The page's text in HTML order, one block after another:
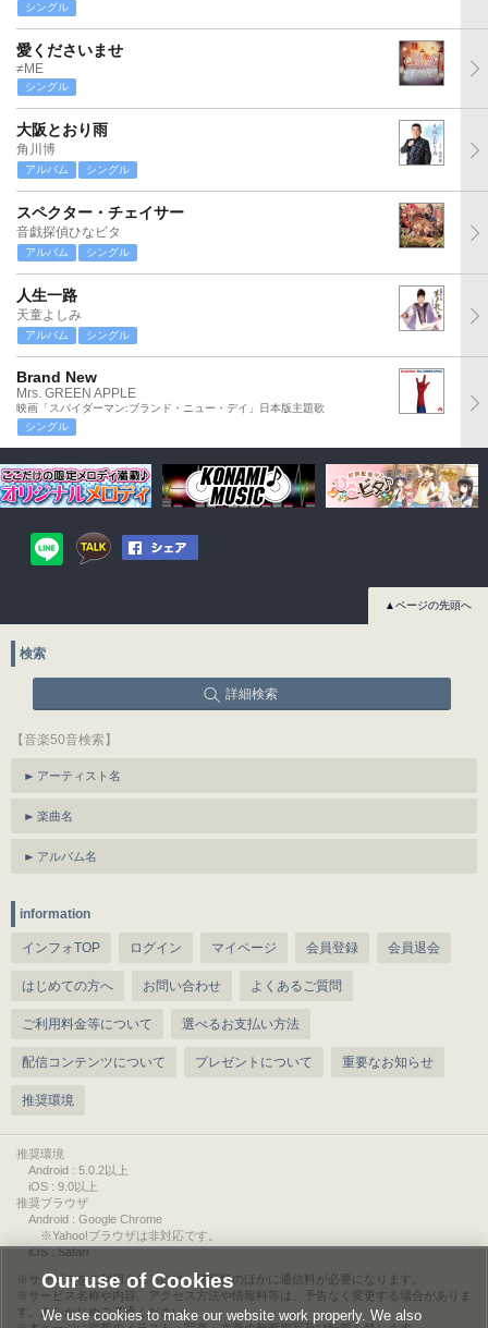
シングル
愛くださいませ
≠ME
シングル
大阪とおり雨
角川博
アルバム シングル
スペクター・チェイサー
音戯探偵ひなビタ
アルバム シングル
人生一路
天童よしみ
アルバム シングル
Brand New
Mrs. GREEN APPLE
映画「スパイダーマン:ブランド・ニュー・デイ」日本版主題歌
シングル
▲ページの先頭へ
検索
詳細検索
【音楽50音検索】
アーティスト名
楽曲名
アルバム名
information
インフォTOP ログイン マイページ 会員登録 会員退会
はじめての方へ お問い合わせ よくあるご質問
ご利用料金等について 選べるお支払い方法
配信コンテンツについて プレゼントについて 重要なお知らせ
推奨環境
推奨環境
Android : 5.0.2以上
iOS : 9.0以上
推奨ブラウザ
Android : Google Chrome
※Yahoo!ブラウザは非対応です。
iOS : Safari
サービスをご利用されるには、情報料のほかに通信料が必要になります。
サービス名称や内容、アクセス方法や情報料等は、予告なく変更する場合がありま
す。あらかじめご了承ください。
Our use of Cookies
We use cookies to make our website work properly. We also